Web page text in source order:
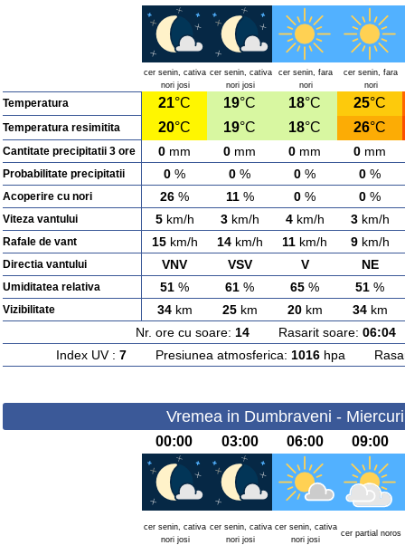
cer senin, cativa
nori josi
cer senin, cativa
nori josi
cer senin, fara
nori
cer senin, fara
nori
Temperatura 21°C 19°C 18°C 25°C
Temperatura resimitita 20°C 19°C 18°C 26°C
Cantitate precipitatii 3 ore 0 mm 0 mm 0 mm 0 mm
Probabilitate precipitatii 0 % 0 % 0 % 0 %
Acoperire cu nori 26 % 11% 0 % 0 %
Viteza vantului 5km/h 3km/h 4km/h 3km/h
Rafale de vant 15km/h 14km/h 11 km/h 9km/h
Directia vantului VNV VSV V NE
Umiditatea relativa 51 % 61 % 65 % 51 %
Vizibilitate 34km 25km 20km 34km
Nr. ore cu soare: 14Rasarit soare: 06:04
Index UV : 7Presiunea atmosferica: 1016hpa
Vremea in Dumbraveni -
00:00 03:00 06:00 09:00
cer senin, cativa
nori josi
cer senin, cativa
nori josi
cer senin, cativa
nori josi
cer partial noros